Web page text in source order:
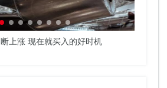
上涨 现在就买入的好时机